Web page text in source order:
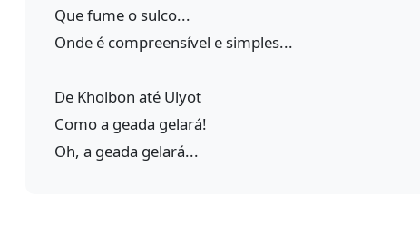
Que fume o sulco...
Onde é compreensível e simples...
De Kholbon até Ulyot
Como a geada gelará!
Oh, a geada gelará...